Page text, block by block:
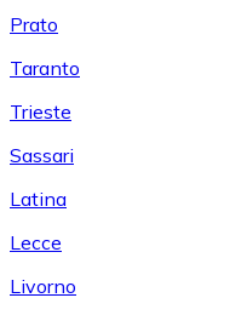
Prato
Taranto
Trieste
Sassari
Latina
Lecce
Livorno